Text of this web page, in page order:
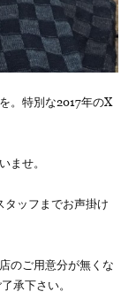
。特別な2017年のX
ませ。
タッフまでお声掛け
のご用意分が無くな
承下さい。